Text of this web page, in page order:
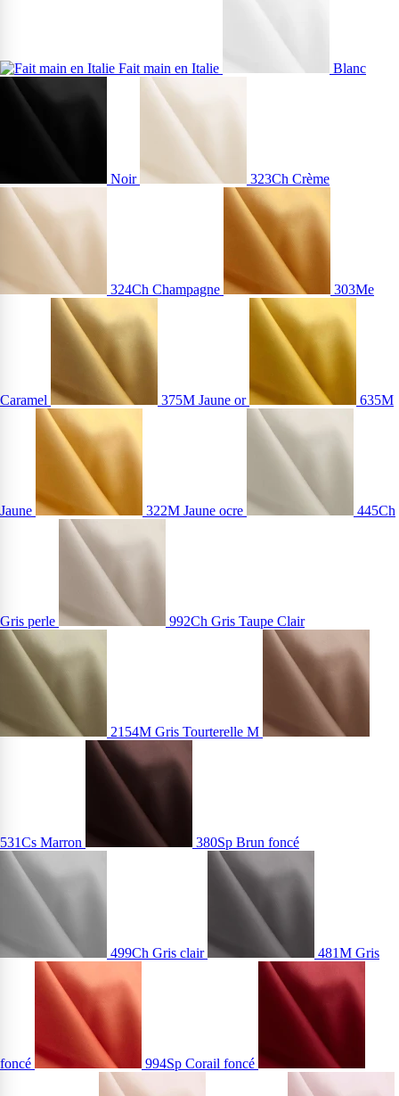
Fait main en Italie Blanc
Noir 323Ch Crème
324Ch Champagne 303Me
Caramel 375M Jaune or 635M
Jaune 322M Jaune ocre 445Ch
Gris perle 992Ch Gris Taupe Clair
2154M Gris Tourterelle M
531Cs Marron 380Sp Brun foncé
499Ch Gris clair 481M Gris
foncé 994Sp Corail foncé